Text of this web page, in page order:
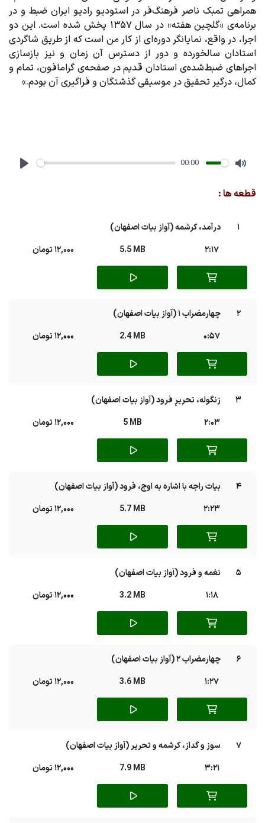
همراهی تمبک ناصر فرهنگ‌فر در استودیو رادیو ایران ضبط و در
برنامه‌ی «گلچین هفته» در سال ۱۳۵۷ پخش شده است. این دو
اجرا، در واقع، نمایانگر دوره ای از کار من است که از طریق شاگردی
استادان سالخورده و دور از دسترس آن ‌زمان و نیز بازسازی
اجراهای ضبط شده‌ی استادان قدیم در صفحه‌ی گرامافون، تمام و
کمال، درگیر تحقیق در موسیقی گذشتگان و فراگیری آن بودم.»
00:00
قطعه ها :
1
درآمد، کرشمه (آواز بیات اصفهان)
2:17
5.5 MB 12,000 تومان
2
چهارمضراب 1 (آواز بیات اصفهان)
0:57
2.4 MB 12,000 تومان
3
زنگوله، تحریرِ فرود (آواز بیات اصفهان)
2:03
5 MB 12,000 تومان
4
بیات راجه با اشاره به اوج، فرود (آواز بیات اصفهان)
2:23
5.7 MB 12,000 تومان
5
نغمه و فرود (آواز بیات اصفهان)
1:18
3.2 MB 12,000 تومان
6
چهارمضراب 2 (آواز بیات اصفهان)
1:27
3.6 MB 12,000 تومان
7
سوز و گداز، کرشمه و تحریر (آواز بیات اصفهان)
3:21
7.9 MB 12,000 تومان